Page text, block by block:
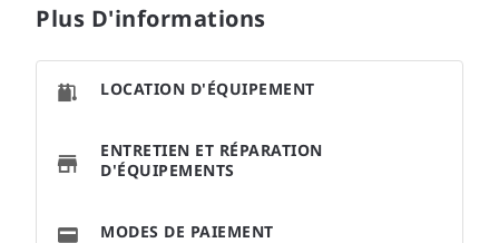
Plus D'informations
LOCATION D'ÉQUIPEMENT
ENTRETIEN ET RÉPARATION
D'ÉQUIPEMENTS
MODES DE PAIEMENT